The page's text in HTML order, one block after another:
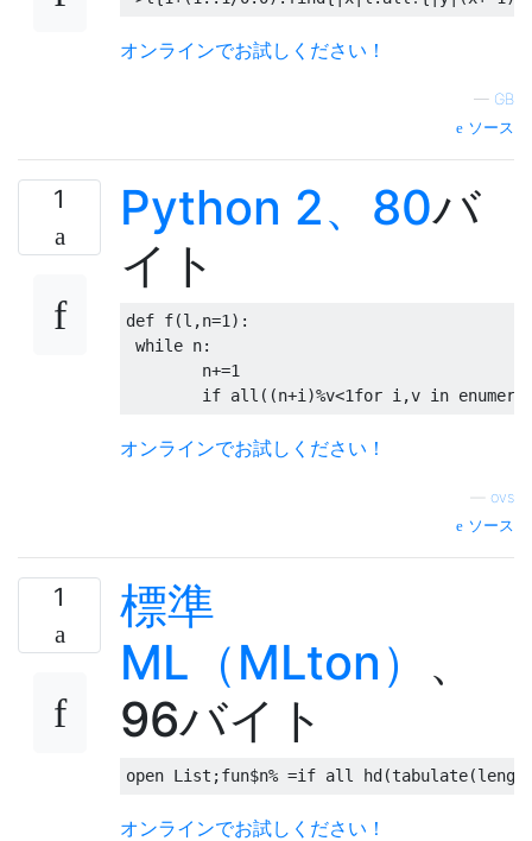
オンラインでお試しください！
— GB
ソース
1 Python 2、80バ
イト
def f(l ,n=1 ):
while n:
	n
+=1
if all ((n+i )%v<1for i ,v in
オンラインでお試しください！
ovs
ソース
1
標準
ML（MLton） 、
96バイト
open List ;fun$n% =if all hd (tabulate(
オンラインでお試しください！